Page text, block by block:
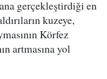
gerçekleştirdiği en
kuzeye,
Körfez
artmasına yol